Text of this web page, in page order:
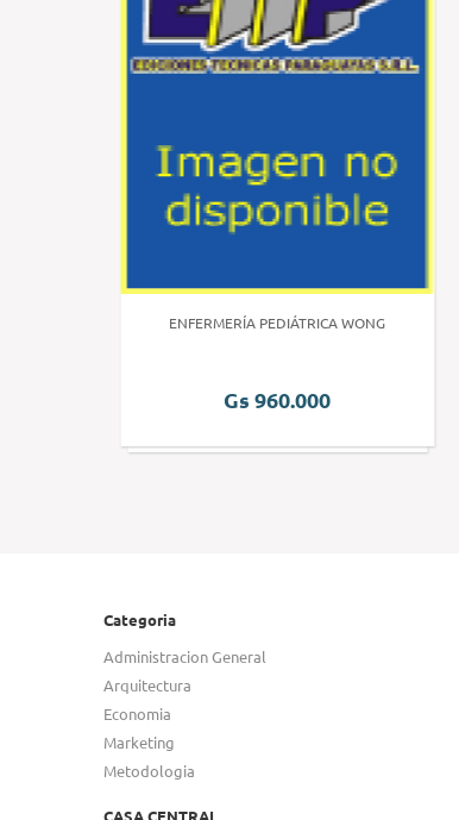
ENFERMERÍA PEDIÁTRICA WONG
Gs 960.000
Categoria
Administracion General
Arquitectura
Economia
Marketing
Metodologia
CASA CENTRAL